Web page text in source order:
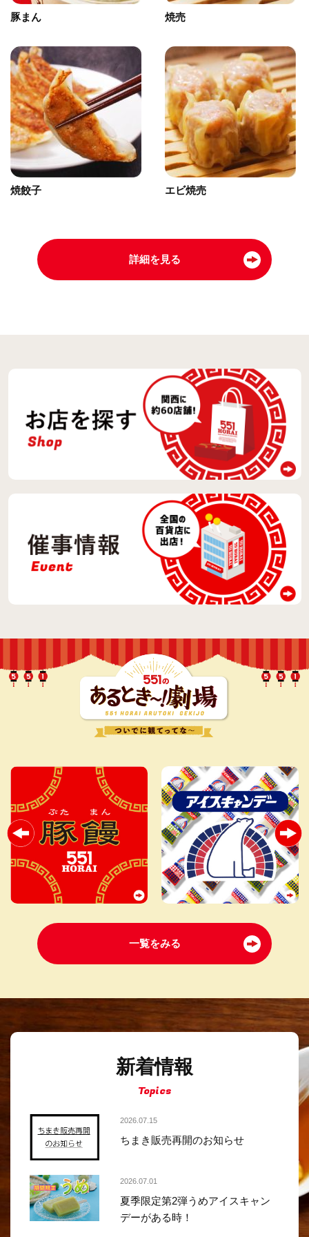
豚まん 焼売
焼餃子 エビ焼売
詳細を見る
一覧をみる
新着情報
Topics
2026.07.15
ちまき販売再開のお知らせ
2026.07.01
夏季限定第2弾うめアイスキャン
デーがある時！